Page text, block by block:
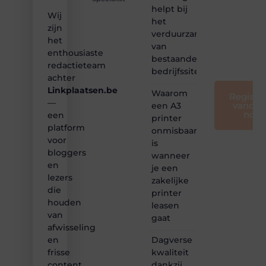
Wij
zijn
het
enthousiaste
redactieteam
achter
Linkplaatsen.be
—
een
platform
voor
bloggers
en
lezers
die
houden
van
afwisseling
en
frisse
helpt bij
het
verduurzamen
van
bestaande
bedrijfssites
Waarom
een A3
printer
onmisbaar
is
wanneer
je een
zakelijke
printer
leasen
gaat
Dagverse
kwaliteit